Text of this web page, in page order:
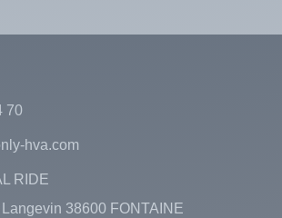
70
hva.com
RIDE
38600 FONTAINE